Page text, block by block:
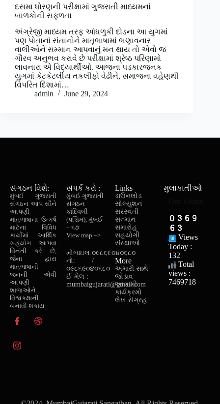
દસમા ધોરણની પરીક્ષામાં ગુજરાતી માધ્યમનાં
બાળકોની સફળતા
અંગ્રેજી માધ્યમ તરફ આંધળુકી દોડના આ યુગમાં
પણ પોતાનાં સંતાનોને માતૃભાષામાં ભણાવનાર
વાલીઓને સમ્માન આપવાનું મન થાય તો એવો જ
ગૌરવ અનુભવ કરાવે છે પરીક્ષામાં શ્રેષ્ઠ પરિણામો
લાવનારા એ વિદ્યાર્થીઓ. આજના પડકારજનક
યુગમાં કેટકેટલીય તકલીફો વેઢીને, સમાજના વહેણથી
વિપરિત દિશામાં…
admin
June 29, 2024
સંગઠન વિશે:
મુંબઈ ગુજરાતી
સંગઠન આપ સૌને
આપણી
માતૃભાષાના ઉત્કર્ષ
માટેના વિવિધ
કાર્યોમાં આર્થિક
સહયોગ આપવા
વિનંતી કરે છે,
જેના દ્વારા
માતૃભાષાની
જનની એવી
આપણી
શાળાઓને
વિશ્વકક્ષાની
બનાવી શકાય.
સંપર્ક કરો :
મુંબઈ ગુજરાતી
સંગઠન
કાંદિવલી
(પશ્ચિમ), મુંબઈ
– ૬૭
View map –>
મોબાઇલ.
નો:
૦૯૮૬૯૦૪૦૬૮૦
/
૦૯૮૬૯૦૪૦૬૮૦
ઈ-મેલ :
mumbaigujarati@gmail.com
Links
ડાઉનલોડ
સોલ્યુશન
સરસ્વતી
સન્માન
સમારોહ
સહયોગી
સંસ્થાઓ
More
અમારી સાથે
જોડાવ
આગામી
કાર્યક્રમો
લેખ સંગ્રહ
મુલાકાતીઓ
Views
Today :
132
Total
views :
7469718